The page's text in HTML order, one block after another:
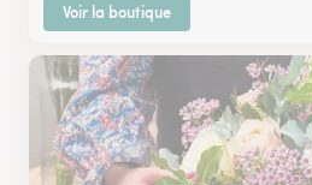
Voir la boutique